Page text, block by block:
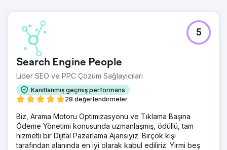
Search Engine People
Lider SEO ve PPC Çözüm Sağlayıcıları
Kanıtlanmış geçmiş performans
28 değerlendirmeler
5
Biz, Arama Motoru Optimizasyonu ve Tıklama Başına
Ödeme Yönetimi konusunda uzmanlaşmış, ödüllü, tam
hizmetli bir Dijital Pazarlama Ajansıyız. Birçok kişi
tarafından alanında en iyi olarak kabul ediliriz. Yirmi beş